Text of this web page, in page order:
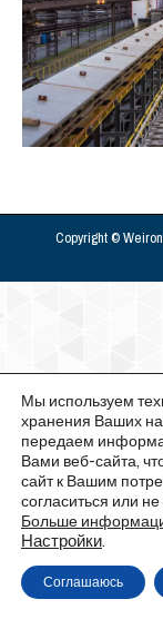
Copyright ©
Мы используем
хранения Ваших
передаем
Вами веб-сайта,
сайт к Вашим
согласиться или
Больше
Настройки.
Соглашаюсь